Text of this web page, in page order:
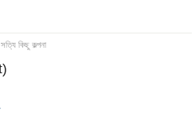
কিছু কল্পনা